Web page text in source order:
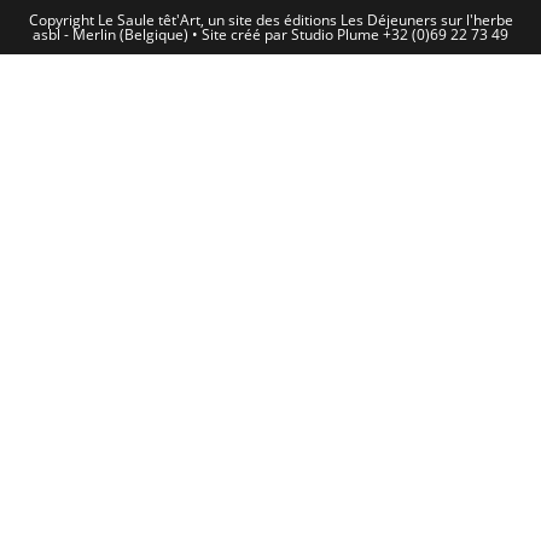
Copyright Le Saule têt'Art, un site des éditions Les Déjeuners sur l'herbe
asbl - Merlin (Belgique) • Site créé par Studio Plume +32 (0)69 22 73 49